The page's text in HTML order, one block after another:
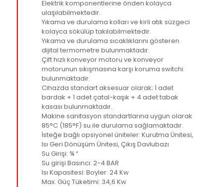
Elektrik komponentlerine önden kolayca
ulaşılabilmektedir.
Yıkama ve durulama kolları ve kirli atık süzgeci
kolayca sökülüp takılabilmektedir.
Yıkama ve durulama sıcaklıklarını gösteren
dijital termometre bulunmaktadır.
Çift hızlı konveyor motoru ve konveyor
motorunun sıkışmasına karşı koruma switchi
bulunmaktadır.
Cihazda standart aksesuar olarak; 1 adet
bardak + 1 adet çatal-kaşık + 4 adet tabak
kasası bulunmaktadır.
Makine sanitasyon standartlarına uygun olarak
85°C (185°F) su ile durulama sağlamaktadır.
İsteğe bağlı opsiyonel üniteler: Kurutma Ünitesi,
Isı Geri Dönüşüm Ünitesi, Çıkış Davlubazı
Su Girişi: ¾ “
Su girişi Basıncı: 2-4 BAR
Isı Kapasitesi: Boyler: 24 Kw
Max. Güç Tüketimi: 34,6 Kw